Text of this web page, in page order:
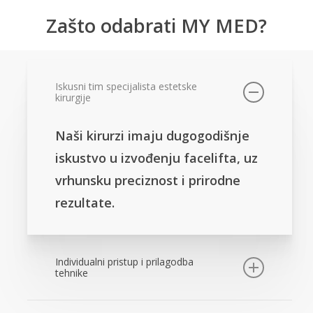
Zašto odabrati MY MED?
Iskusni tim specijalista estetske
kirurgije
Naši kirurzi imaju dugogodišnje
iskustvo u izvođenju facelifta, uz
vrhunsku preciznost i prirodne
rezultate.
Individualni pristup i prilagodba
tehnike